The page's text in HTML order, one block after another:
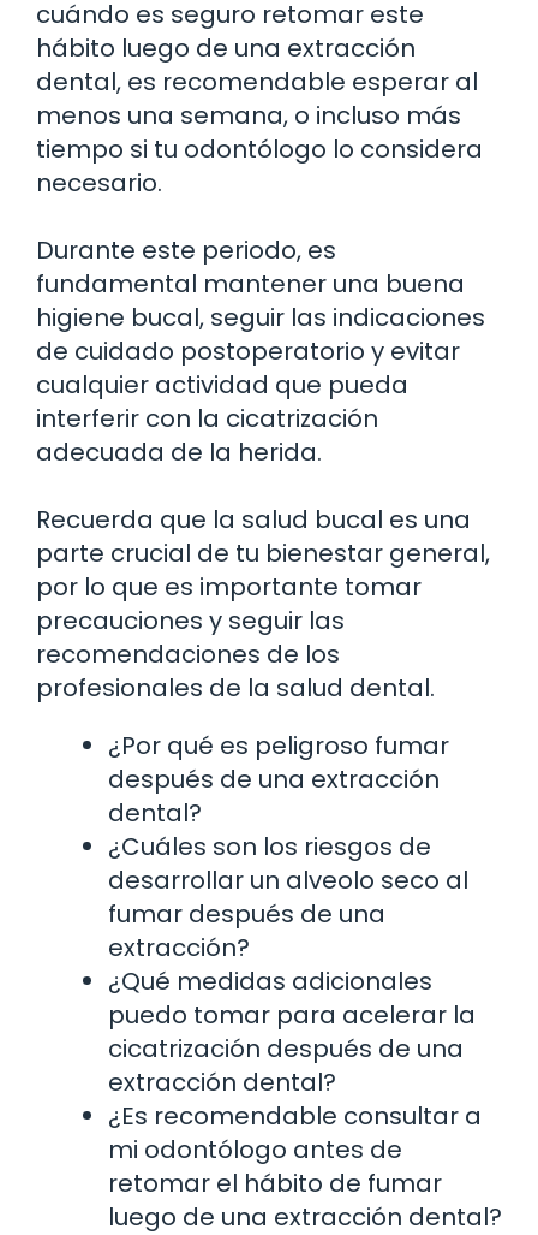
cuándo es seguro retomar este
hábito luego de una extracción
dental, es recomendable esperar al
menos una semana, o incluso más
tiempo si tu odontólogo lo considera
necesario.
Durante este periodo, es
fundamental mantener una buena
higiene bucal, seguir las indicaciones
de cuidado postoperatorio y evitar
cualquier actividad que pueda
interferir con la cicatrización
adecuada de la herida.
Recuerda que la salud bucal es una
parte crucial de tu bienestar general,
por lo que es importante tomar
precauciones y seguir las
recomendaciones de los
profesionales de la salud dental.
¿Por qué es peligroso fumar
después de una extracción
dental?
¿Cuáles son los riesgos de
desarrollar un alveolo seco al
fumar después de una
extracción?
¿Qué medidas adicionales
puedo tomar para acelerar la
cicatrización después de una
extracción dental?
¿Es recomendable consultar a
mi odontólogo antes de
retomar el hábito de fumar
luego de una extracción dental?